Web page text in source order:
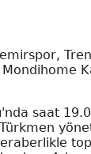
Mondihome
saat